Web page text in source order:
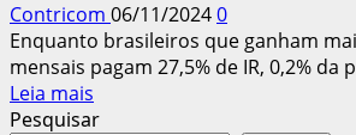
Contricom 06/11/20240
Enquanto brasileiros que ganham
mensais pagam 27,5% de IR, 0,2% da
Leia mais
mais
Pesquisar